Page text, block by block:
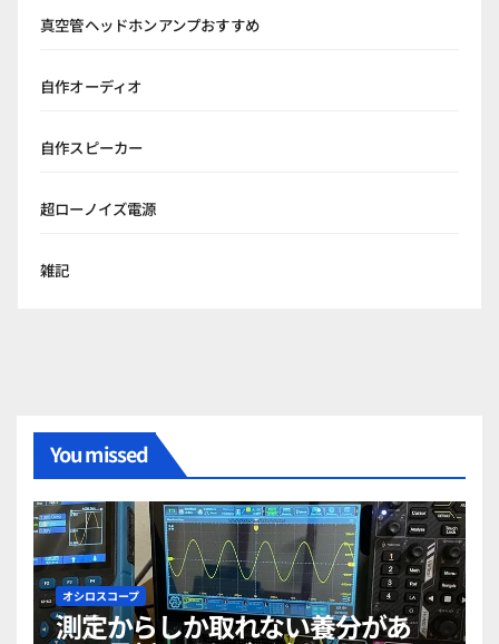
真空管ヘッドホンアンプおすすめ
自作オーディオ
自作スピーカー
超ローノイズ電源
雑記
You missed
オシロスコープ
測定からしか取れない養分があ